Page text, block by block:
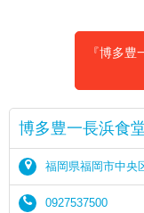
『博多
博多豊一長浜食
福岡県福岡市中央
0927537500